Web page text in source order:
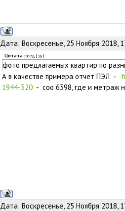
Дата: Воскресенье, 25 Ноября 2018,
Цитата сосед ( )
фото предлагаемых квартир по
А в качестве примера отчет ПЭЛ -
1944-320 - соо 6398, где и метраж
Дата: Воскресенье, 25 Ноября 2018,